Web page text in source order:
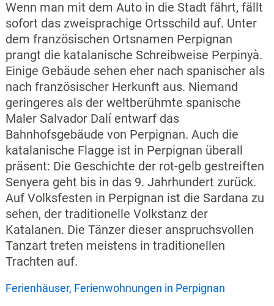
Wenn man mit dem Auto in die Stadt fährt, fällt
sofort das zweisprachige Ortsschild auf. Unter
dem französischen Ortsnamen Perpignan
prangt die katalanische Schreibweise Perpinyà.
Einige Gebäude sehen eher nach spanischer als
nach französischer Herkunft aus. Niemand
geringeres als der weltberühmte spanische
Maler Salvador Dalí entwarf das
Bahnhofsgebäude von Perpignan. Auch die
katalanische Flagge ist in Perpignan überall
präsent: Die Geschichte der rot-gelb gestreiften
Senyera geht bis in das 9. Jahrhundert zurück.
Auf Volksfesten in Perpignan ist die Sardana zu
sehen, der traditionelle Volkstanz der
Katalanen. Die Tänzer dieser anspruchsvollen
Tanzart treten meistens in traditionellen
Trachten auf.
Ferienhäuser, Ferienwohnungen in Perpignan